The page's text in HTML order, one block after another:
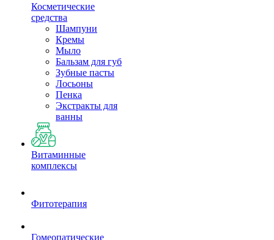
Косметические
средства
Шампуни
Кремы
Мыло
Бальзам для губ
Зубные пасты
Лосьоны
Пенка
Экстракты для
ванны
Витаминные
комплексы
Фитотерапия
Гомеопатические